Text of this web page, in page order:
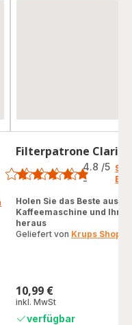
Filterpatrone Claris
Bewertung
4.8 /5
-
94
Holen Sie das Beste aus
Kaffeemaschine und
heraus
Geliefert von Krups Shop
Preis
10,99 €
inkl. MwSt
verfügbar